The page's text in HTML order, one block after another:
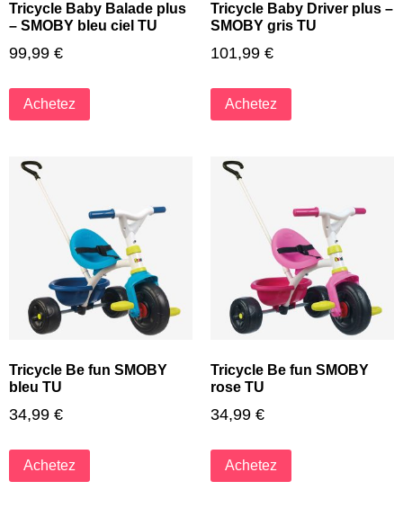
Tricycle Baby Balade plus
– SMOBY bleu ciel TU
99,99 €
Achetez
Tricycle Baby Driver plus –
SMOBY gris TU
101,99 €
Achetez
Tricycle Be fun SMOBY
bleu TU
34,99 €
Achetez
Tricycle Be fun SMOBY
rose TU
34,99 €
Achetez